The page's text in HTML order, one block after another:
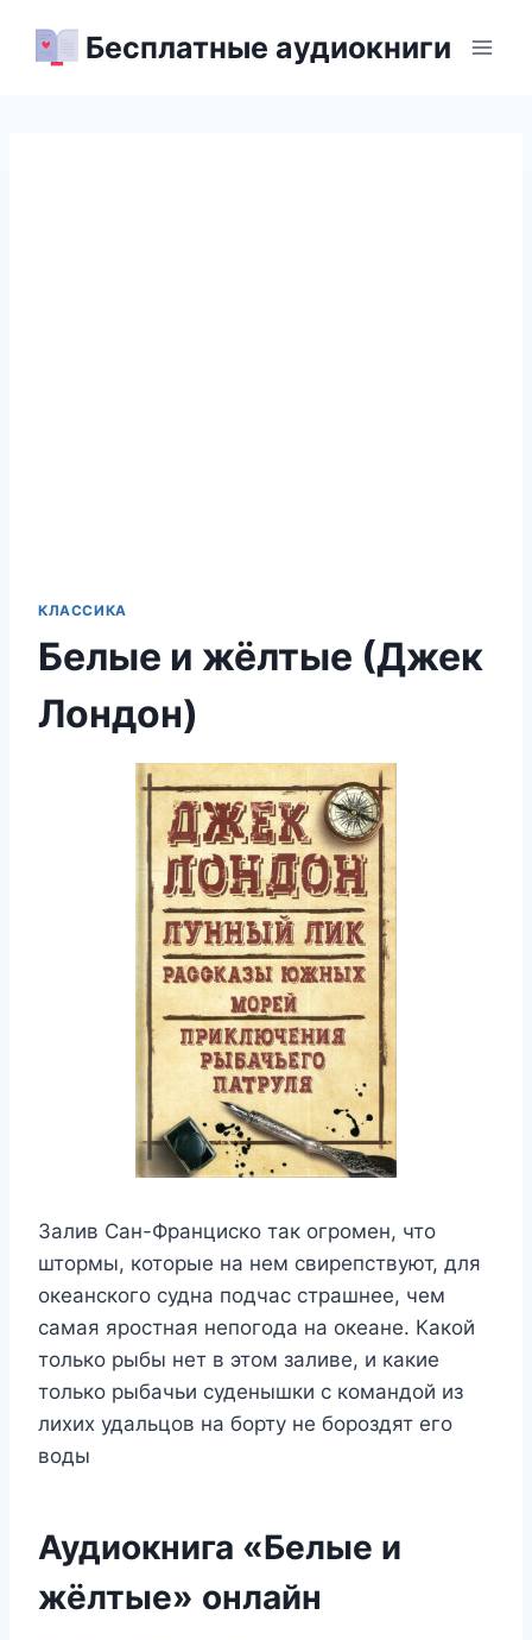
Бесплатные аудиокниги
КЛАССИКА
Белые и жёлтые (Джек
Лондон)
Залив Сан-Франциско так огромен, что
штормы, которые на нем свирепствуют, для
океанского судна подчас страшнее, чем
самая яростная непогода на океане. Какой
только рыбы нет в этом заливе, и какие
только рыбачьи суденышки с командой из
лихих удальцов на борту не бороздят его
воды
Аудиокнига «Белые и
жёлтые» онлайн